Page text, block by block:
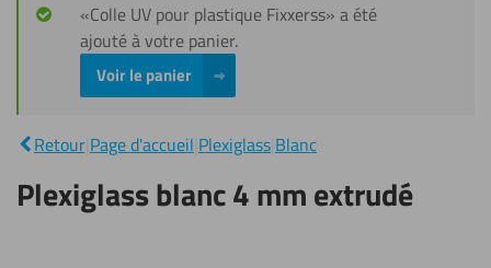
«Colle UV pour plastique Fixxerss» a été
ajouté à votre panier.
Voir le panier
Retour Page d'accueil Plexiglass Blanc
Plexiglass
blanc 4
mm
Plexiglass blanc 4 mm extrudé